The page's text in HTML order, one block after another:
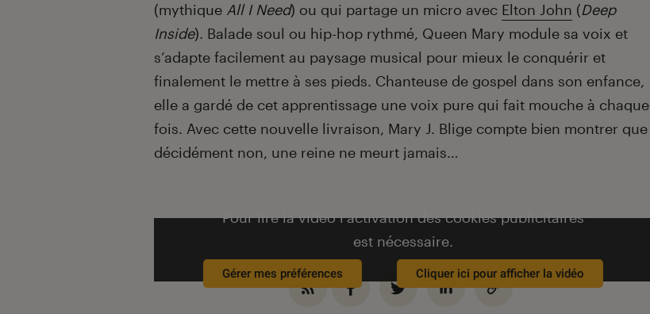
(mythique All I Need) ou qui partage un micro avec Elton John (Deep
Inside). Balade soul ou hip-hop rythmé, Queen Mary module sa voix et
s’adapte facilement au paysage musical pour mieux le conquérir et
finalement le mettre à ses pieds. Chanteuse de gospel dans son enfance,
elle a gardé de cet apprentissage une voix pure qui fait mouche à chaque
fois. Avec cette nouvelle livraison, Mary J. Blige compte bien montrer que
décidément non, une reine ne meurt jamais…
Pour lire la vidéo l’activation des cookies publicitaires
est nécessaire.
Gérer mes préférences Cliquer ici pour afficher la vidéo